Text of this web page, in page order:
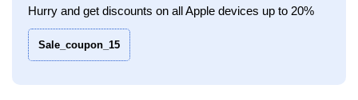
Hurry and get discounts on all Apple devices up to 20%
Sale_coupon_15